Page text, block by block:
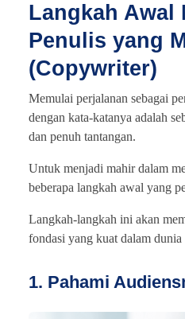
Langkah Awal
Penulis yang
(Copywriter)
Memulai perjalanan sebagai
dengan kata-katanya adalah
dan penuh tantangan.
Untuk menjadi mahir dalam
beberapa langkah awal yang
Langkah-langkah ini akan
fondasi yang kuat dalam
1. Pahami